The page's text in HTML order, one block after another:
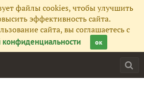
файлы cookies, чтобы улучшить
эффективность сайта.
сайта, вы соглашаетесь с
конфиденциальности
ок